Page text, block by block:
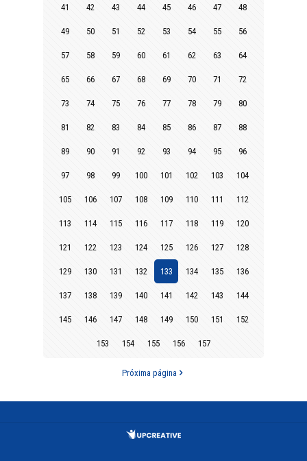
41 42 43 44 45 46 47 48
49 50 51 52 53 54 55 56
57 58 59 60 61 62 63 64
65 66 67 68 69 70 71 72
73 74 75 76 77 78 79 80
81 82 83 84 85 86 87 88
89 90 91 92 93 94 95 96
97 98 99 100 101 102 103 104
105 106 107 108 109 110 111 112
113 114 115 116 117 118 119 120
121 122 123 124 125 126 127 128
129 130 131 132 133 134 135 136
137 138 139 140 141 142 143 144
145 146 147 148 149 150 151 152
153 154 155 156 157
Próxima página